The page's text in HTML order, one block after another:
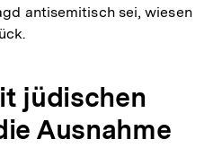
antisemitisch sei, wiesen
jüdischen
Ausnahme